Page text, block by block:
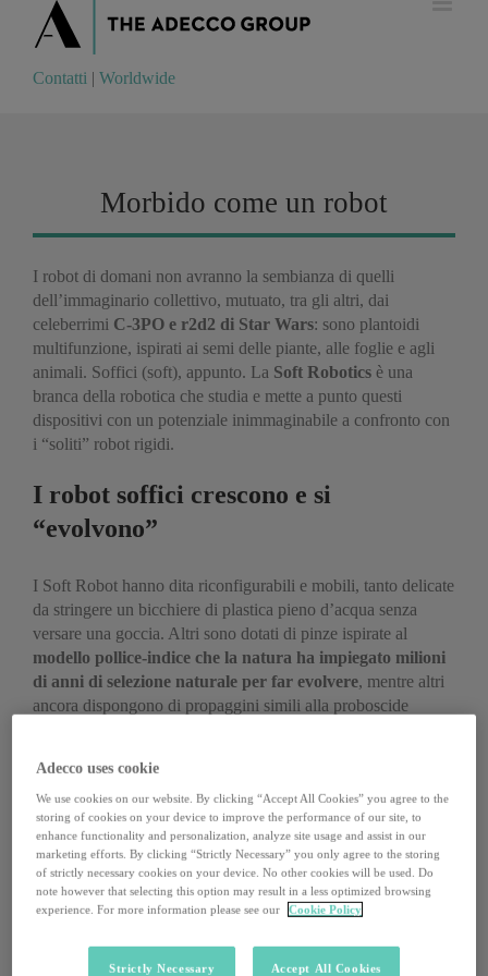
Contatti Worldwide
Contatti | Worldwide
Morbido come un robot
I robot di domani non avranno la sembianza di quelli
dell’immaginario collettivo, mutuato, tra gli altri, dai
celeberrimi C-3PO e r2d2 di Star Wars: sono plantoidi
multifunzione, ispirati ai semi delle piante, alle foglie e agli
animali. Soffici (soft), appunto. La Soft Robotics è una
branca della robotica che studia e mette a punto questi
dispositivi con un potenziale inimmaginabile a confronto con
i “soliti” robot rigidi.
I robot soffici crescono e si
“evolvono”
I Soft Robot hanno dita riconfigurabili e mobili, tanto delicate
da stringere un bicchiere di plastica pieno d’acqua senza
versare una goccia. Altri sono dotati di pinze ispirate al
modello pollice-indice che la natura ha impiegato milioni
di anni di selezione naturale per far evolvere, mentre altri
ancora dispongono di propaggini simili alla proboscide
LaHarvard University
stella marina , in grado di strisciare solo grazie all’azione
controllata dell’ariache fluisce all’interno della struttura del
robot. Gli scienziati della Cornell University
invece si sono
concentrati sunuovi materiali, che combinano caratteristiche
elastiche e metalliche, con cui si sta pensando di aiutare le
barriere coralline a resistere e a riprendere vigore, ma anche
ad usi “in superficie”. Il risultato? Un “tendine” che si
autoripara se viene rotto.
Adecco uses cookie
We use cookies on our website. By clicking “Accept All Cookies” you agree to the
storing of cookies on your device to improve the performance of our site, to
enhance functionality and personalization, analyze site usage and assist in our
marketing efforts. By clicking “Strictly Necessary” you only agree to the storing
of strictly necessary cookies on your device. No other cookies will be used. Do
note however that selecting this option may result in a less optimized browsing
experience. For more information please see our
Cookie Policy
Strictly Necessary Accept All Cookies